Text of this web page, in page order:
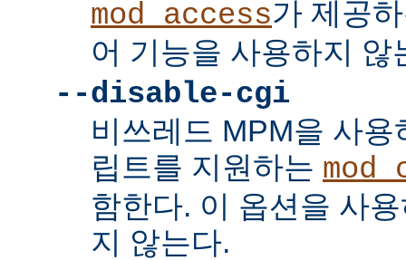
mod_access가 제공
어 기능을 사용하지 않
--disable-cgi
비쓰레드 MPM을 사
립트를 지원하는
함한다. 이 옵션을 사
지 않는다.